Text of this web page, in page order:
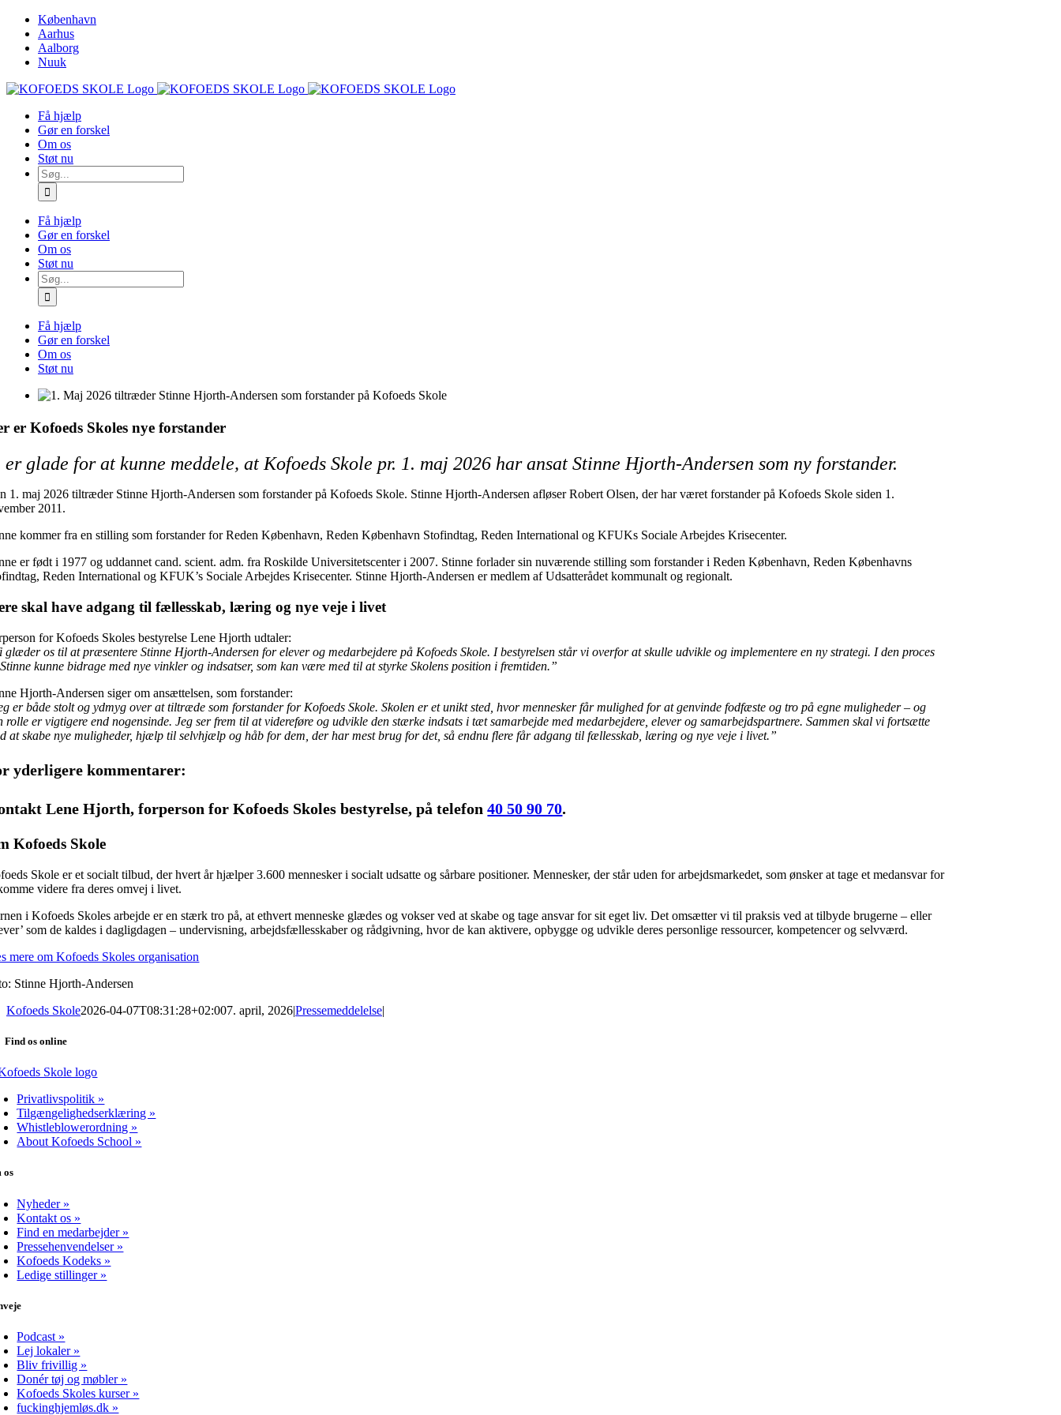
Skip
content
København
Aarhus
Aalborg
Nuuk
Få hjælp
Gør en forskel
Om os
Støt nu
Søg
efter:
Få hjælp
Gør en forskel
Om os
Støt nu
Søg
efter:
Få hjælp
Gør en forskel
Om os
Støt nu
er Kofoeds Skoles nye forstander
er glade for at kunne meddele, at Kofoeds Skole pr. 1. maj 2026 har ansat Stinne Hjorth-Andersen som ny forstander.
1. maj 2026 tiltræder Stinne Hjorth-Andersen som forstander på Kofoeds Skole. Stinne Hjorth-Andersen afløser Robert Olsen, der har været forstander på Kofoeds Skole siden 1.
2011.
kommer fra en stilling som forstander for Reden København, Reden København Stofindtag, Reden International og KFUKs Sociale Arbejdes Krisecenter.
er født i 1977 og uddannet cand. scient. adm. fra Roskilde Universitetscenter i 2007. Stinne forlader sin nuværende stilling som forstander i Reden København, Reden Københavns
Reden International og KFUK’s Sociale Arbejdes Krisecenter. Stinne Hjorth-Andersen er medlem af Udsatterådet kommunalt og regionalt.
skal have adgang til fællesskab, læring og nye veje i livet
for Kofoeds Skoles bestyrelse Lene Hjorth udtaler:
glæder os til at præsentere Stinne Hjorth-Andersen for elever og medarbejdere på Kofoeds Skole. I bestyrelsen står vi overfor at skulle udvikle og implementere en ny strategi. I den proces
kunne bidrage med nye vinkler og indsatser, som kan være med til at styrke Skolens position i fremtiden.”
Hjorth-Andersen siger om ansættelsen, som forstander:
er både stolt og ydmyg over at tiltræde som forstander for Kofoeds Skole. Skolen er et unikt sted, hvor mennesker får mulighed for at genvinde fodfæste og tro på egne muligheder – og
rolle er vigtigere end nogensinde. Jeg ser frem til at videreføre og udvikle den stærke indsats i tæt samarbejde med medarbejdere, elever og samarbejdspartnere. Sammen skal vi fortsætte
at skabe nye muligheder, hjælp til selvhjælp og håb for dem, der har mest brug for det, så endnu flere får adgang til fællesskab, læring og nye veje i livet.”
yderligere kommentarer:
Lene Hjorth, forperson for Kofoeds Skoles bestyrelse, på telefon40 50 90 70.
Kofoeds Skole
Skole er et socialt tilbud, der hvert år hjælper 3.600 mennesker i socialt udsatte og sårbare positioner. Mennesker, der står uden for arbejdsmarkedet, som ønsker at tage et medansvar for
videre fra deres omvej i livet.
i Kofoeds Skoles arbejde er en stærk tro på, at ethvert menneske glædes og vokser ved at skabe og tage ansvar for sit eget liv. Det omsætter vi til praksis ved at tilbyde brugerne – eller
som de kaldes i dagligdagen – undervisning, arbejdsfællesskaber og rådgivning, hvor de kan aktivere, opbygge og udvikle deres personlige ressourcer, kompetencer og selvværd.
mere om Kofoeds Skoles organisation
Stinne Hjorth-Andersen
Kofoeds Skole2026-04-07T08:31:28+02:007. april, 2026|Pressemeddelelse|
Find os online
Privatlivspolitik »
Tilgængelighedserklæring »
Whistleblowerordning »
About Kofoeds School »
os
Nyheder »
Kontakt os »
Find en medarbejder »
Pressehenvendelser »
Kofoeds Kodeks »
Ledige stillinger »
Podcast »
Lej lokaler »
Bliv frivillig »
Donér tøj og møbler »
Kofoeds Skoles kurser »
fuckinghjemløs.dk »